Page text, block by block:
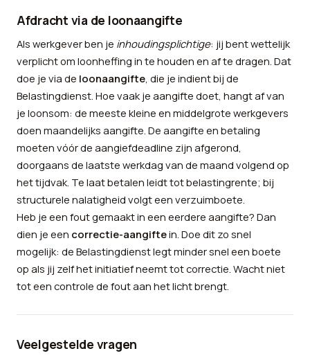
Afdracht via de loonaangifte
Als werkgever ben je inhoudingsplichtige: jij bent wettelijk
verplicht om loonheffing in te houden en af te dragen. Dat
doe je via de loonaangifte, die je indient bij de
Belastingdienst. Hoe vaak je aangifte doet, hangt af van
je loonsom: de meeste kleine en middelgrote werkgevers
doen maandelijks aangifte. De aangifte en betaling
moeten vóór de aangiefdeadline zijn afgerond,
doorgaans de laatste werkdag van de maand volgend op
het tijdvak. Te laat betalen leidt tot belastingrente; bij
structurele nalatigheid volgt een verzuimboete.
Heb je een fout gemaakt in een eerdere aangifte? Dan
dien je een correctie-aangiftein. Doe dit zo snel
mogelijk: de Belastingdienst legt minder snel een boete
op als jij zelf het initiatief neemt tot correctie. Wacht niet
tot een controle de fout aan het licht brengt.
Veelgestelde vragen